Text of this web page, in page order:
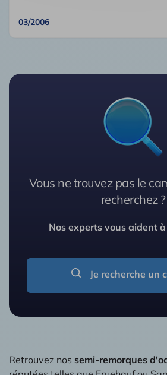
03/2006
Vous ne trouvez pas le
recherchez ?
Nos experts vous aident
Je recherche un
Retrouvez nos semi-remorques